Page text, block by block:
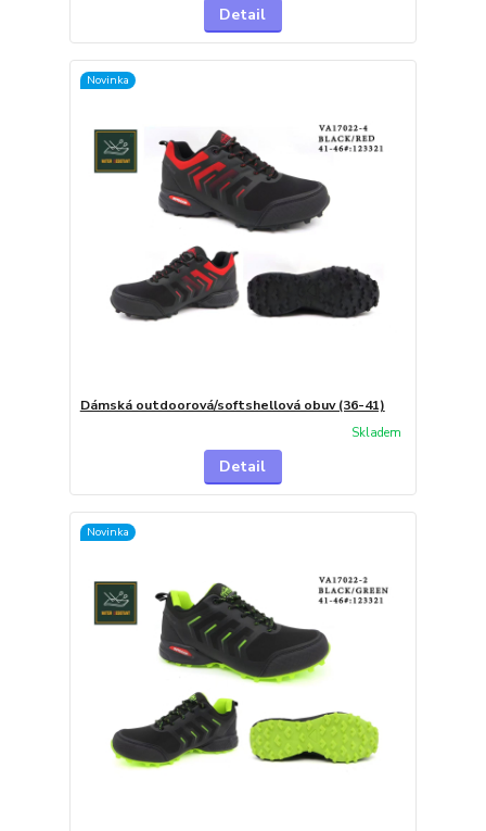
Detail
Novinka
Dámská outdoorová/softshellová obuv (36-41)
Skladem
Detail
Novinka